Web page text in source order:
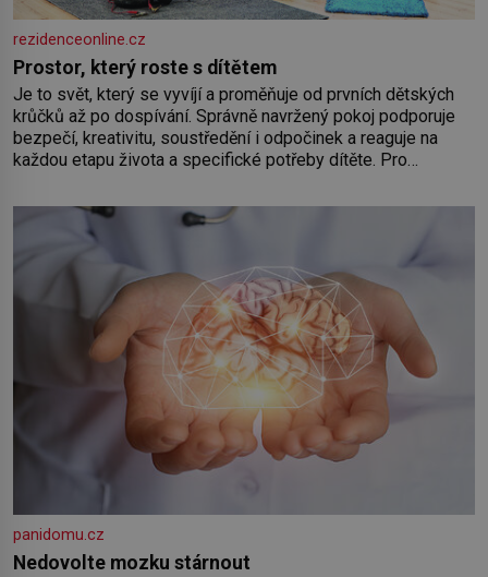
rezidenceonline.cz
Prostor, který roste s dítětem
Je to svět, který se vyvíjí a proměňuje od prvních dětských
krůčků až po dospívání. Správně navržený pokoj podporuje
bezpečí, kreativitu, soustředění i odpočinek a reaguje na
každou etapu života a specifické potřeby dítěte. Pro
by pokoj miminka měl působit především klidně a útulně.
Předškolní věk je
panidomu.cz
Nedovolte mozku stárnout